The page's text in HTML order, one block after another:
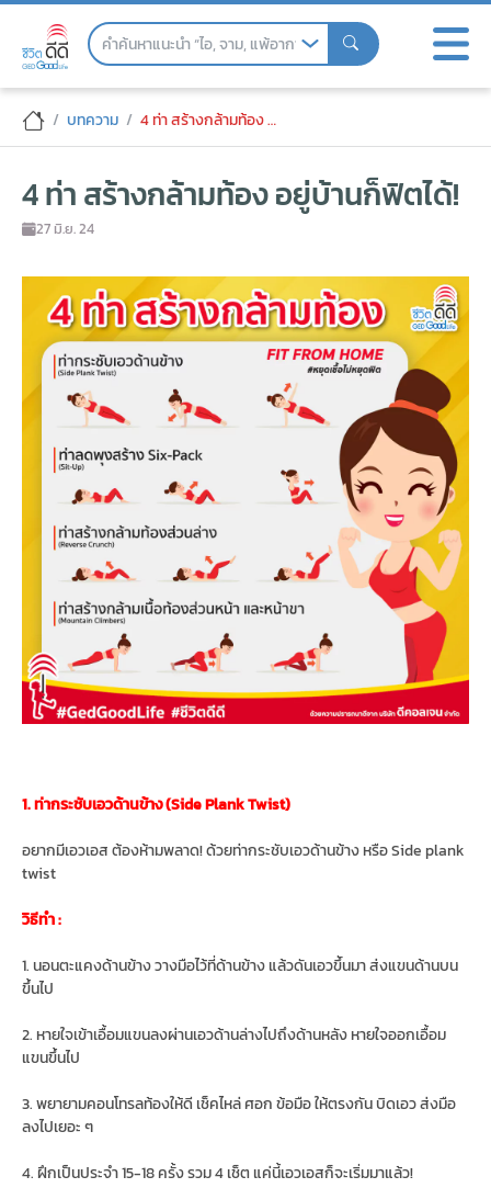
Skip
4 ท่า สร้างกล้ามท้อง อยู่บ้านก็ฟิตได้!
บทความ 4 ท่า สร้างกล้ามท้อง อยู่บ้านก็ฟิตได้!
4 ท่า สร้างกล้ามท้อง อยู่บ้านก็ฟิตได้!
27 มิ.ย. 24
1. ท่ากระชับเอวด้านข้าง (Side Plank Twist)
อยากมีเอวเอส ต้องห้ามพลาด! ด้วยท่ากระชับเอวด้านข้าง หรือ Side plank
twist
วิธีทำ :
1. นอนตะแคงด้านข้าง วางมือไว้ที่ด้านข้าง แล้วดันเอวขึันมา ส่งแขนด้านบน
ขึ้นไป
2. หายใจเข้าเอื้อมแขนลงผ่านเอวด้านล่างไปถึงด้านหลัง หายใจออกเอื้อม
แขนขึ้นไป
3. พยายามคอนโทรลท้องให้ดี เช็คไหล่ ศอก ข้อมือ ให้ตรงกัน บิดเอว ส่งมือ
ลงไปเยอะ ๆ
4. ฝึกเป็นประจำ 15-18 ครั้ง รวม 4 เช็ต แค่นี้เอวเอสก็จะเริ่มมาแล้ว!